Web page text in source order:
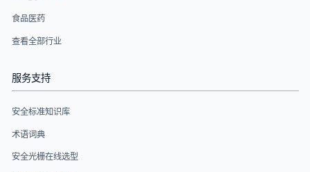
食品医药
查看全部行业
服务支持
安全标准知识库
术语词典
安全光栅在线选型